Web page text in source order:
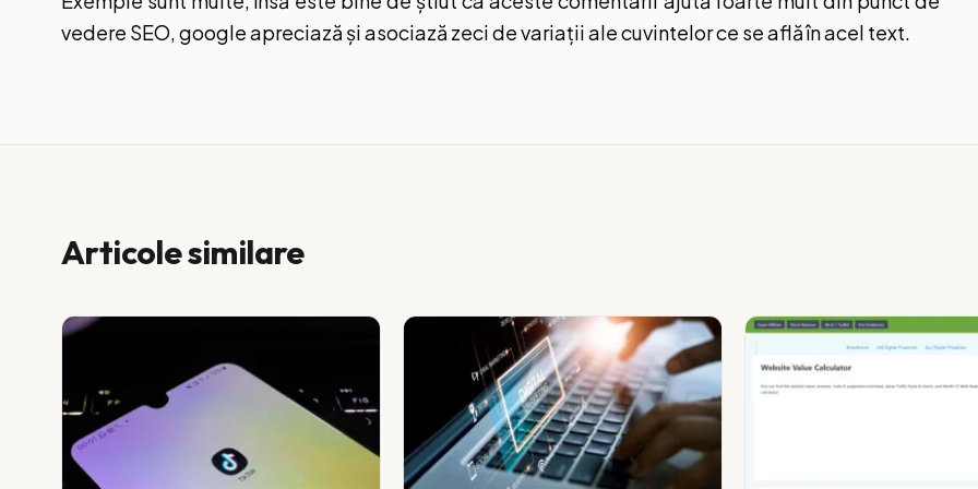
vedere SEO, google apreciază și asociază zeci de variații ale cuvintelor ce se află în acel text.
Articole similare